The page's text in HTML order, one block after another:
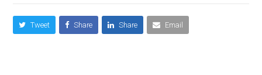
Tweet Share Share Email